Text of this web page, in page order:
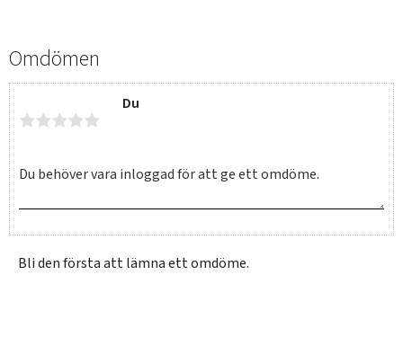
Omdömen
Du
Bli den första att lämna ett omdöme.